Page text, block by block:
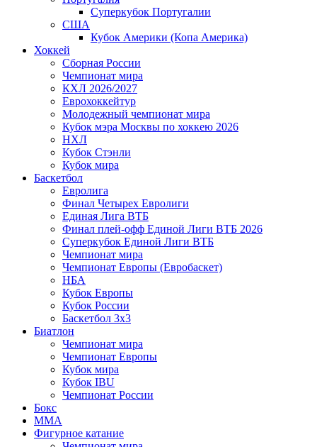
Суперкубок Португалии
США
Кубок Америки (Копа Америка)
Хоккей
Сборная России
Чемпионат мира
КХЛ 2026/2027
Еврохоккейтур
Молодежный чемпионат мира
Кубок мэра Москвы по хоккею 2026
НХЛ
Кубок Стэнли
Кубок мира
Баскетбол
Евролига
Финал Четырех Евролиги
Единая Лига ВТБ
Финал плей-офф Единой Лиги ВТБ 2026
Суперкубок Единой Лиги ВТБ
Чемпионат мира
Чемпионат Европы (Евробаскет)
НБА
Кубок Европы
Кубок России
Баскетбол 3х3
Биатлон
Чемпионат мира
Чемпионат Европы
Кубок мира
Кубок IBU
Чемпионат России
Бокс
MMA
Фигурное катание